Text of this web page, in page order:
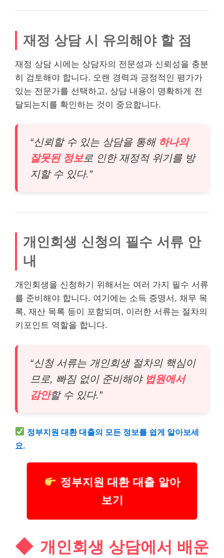
재정 상담 시 유의해야 할 점
재정 상담 시에는 상담자의 전문성과 신뢰성을 충분
히 검토해야 합니다. 오랜 경력과 긍정적인 평가가
있는 전문가를 선택하고, 상담 내용이 명확하게 전
달되는지를 확인하는 것이 중요합니다.
“신뢰할 수 있는 상담을 통해 하나의
잘못된 정보로 인한 재정적 위기를 방
지할 수 있다.”
개인회생 신청의 필수 서류 안
내
개인회생을 신청하기 위해서는 여러 가지 필수 서류
를 준비해야 합니다. 여기에는 소득 증명서, 채무 목
록, 재산 목록 등이 포함되며, 이러한 서류는 절차의
키포인트 역할을 합니다.
“신청 서류는 개인회생 절차의 핵심이
므로, 빠짐 없이 준비해야 법원에서
감안할 수 있다.”
정부지원 대환대출의 모든 정보를 쉽게 알아보세
요.
정부지원 대환 대출 알아
보기
개인회생 상담에서 배운